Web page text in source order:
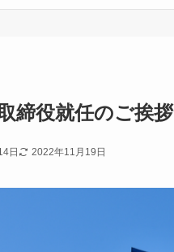
締役就任のご挨拶
日 2022年11月19日